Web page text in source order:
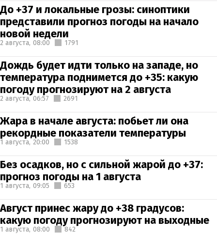
До +37 и локальные грозы: синоптики
представили прогноз погоды на начало
новой недели
2 августа, 08:00 1791
Дождь будет идти только на западе, но
температура поднимется до +35: какую
погоду прогнозируют на 2 августа
2 августа, 06:57 2691
Жара в начале августа: побьет ли она
рекордные показатели температуры
1 августа, 20:00 1538
Без осадков, но с сильной жарой до +37:
прогноз погоды на 1 августа
1 августа, 09:05 653
Август принес жару до +38 градусов:
какую погоду прогнозируют на выходные
1 августа, 08:00 842